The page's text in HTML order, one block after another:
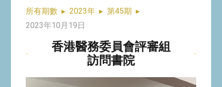
所有期數 ▸ 2023年 ▸ 第45期 ▸
2023年10月19日
香港醫務委員會評審組
訪問書院